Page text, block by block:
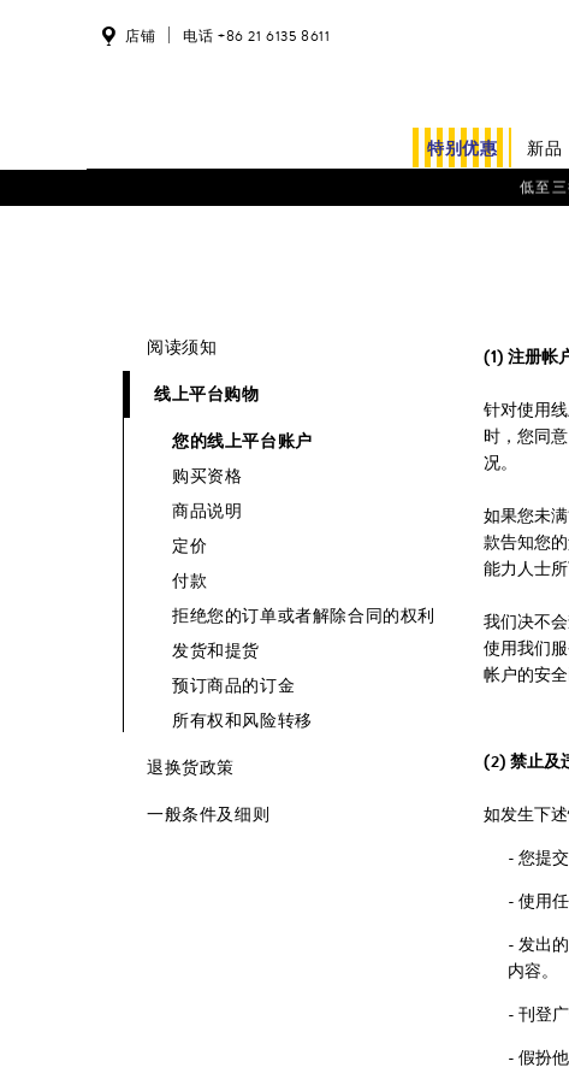
店铺 电话 +86 21 6135 8611
特别优惠 新品
低至
阅读须知
线上平台购物
您的线上平台账户
购买资格
商品说明
定价
付款
拒绝您的订单或者解除合同的权利
发货和提货
预订商品的订金
所有权和风险转移
退换货政策
一般条件及细则
(1) 注册帐
针对使用
时，您同
况。
如果您未
款告知您
能力人士所
我们决不
使用我们
帐户的安
(2) 禁止及
如发生下
- 您提
- 使用
- 发出
内容。
- 刊登
- 假扮